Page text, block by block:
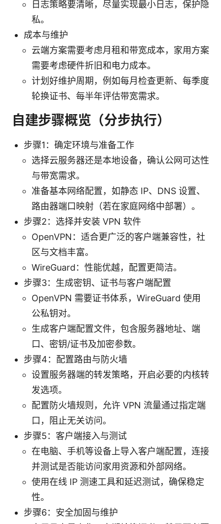
日志策略要清晰，尽量实现最小日志，保护隐
私。
成本与维护
云端方案需要考虑月租和带宽成本，家用方案
需要考虑硬件折旧和电力成本。
计划好维护周期，例如每月检查更新、每季度
轮换证书、每半年评估带宽需求。
自建步骤概览（分步执行）
步骤1：确定环境与准备工作
选择云服务器还是本地设备，确认公网可达性
与带宽需求。
准备基本网络配置，如静态 IP、DNS 设置、
路由器端口映射（若在家庭网络中部署）。
步骤2：选择并安装 VPN 软件
OpenVPN：适合更广泛的客户端兼容性，社
区与文档丰富。
WireGuard：性能优越，配置更简洁。
步骤3：生成密钥、证书与客户端配置
OpenVPN 需要证书体系，WireGuard 使用
公私钥对。
生成客户端配置文件，包含服务器地址、端
口、密钥/证书及加密参数。
步骤4：配置路由与防火墙
设置服务器端的转发策略，开启必要的内核转
发选项。
配置防火墙规则，允许 VPN 流量通过指定端
口，阻止无关访问。
步骤5：客户端接入与测试
在电脑、手机等设备上导入客户端配置，连接
并测试是否能访问家用资源和外部网络。
使用在线 IP 测速工具和延迟测试，确保稳定
性。
步骤6：安全加固与维护